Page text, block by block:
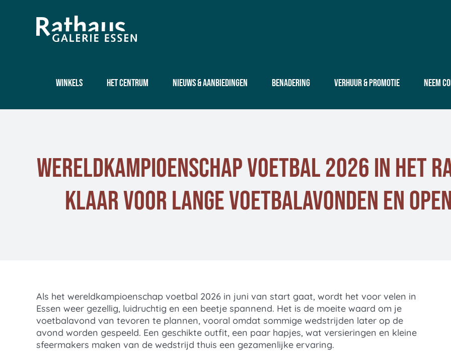
Winkels Het centrum Nieuws & aanbiedingen Benadering Verhuur & Promotie Neem
Wereldkampioenschap voetbal 2026 in het
Klaar voor lange voetbalavonden en
Als het wereldkampioenschap voetbal 2026 in juni van start gaat, wordt het voor velen in
Essen weer gezellig, luidruchtig en een beetje spannend. Het is de moeite waard om je
voetbalavond van tevoren te plannen, vooral omdat sommige wedstrijden later op de
avond worden gespeeld. Een geschikte outfit, een paar hapjes, wat versieringen en kleine
sfeermakers maken van de wedstrijd thuis een gezamenlijke ervaring.